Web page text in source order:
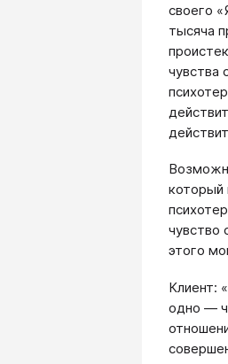
своего
тысяча
чувства
который
чувство
этого
Клиент:
одно ―